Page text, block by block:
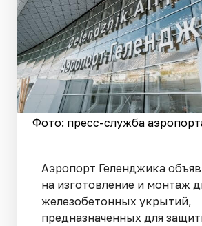
Фото: пресс-служба
Аэропорт Геленджика
на изготовление и монтаж
железобетонных укрытий,
предназначенных для